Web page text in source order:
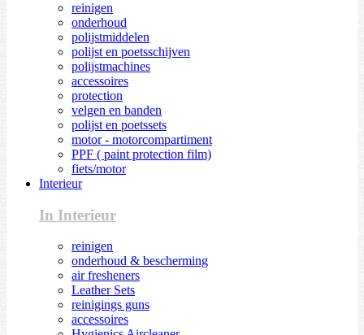
reinigen
onderhoud
polijstmiddelen
polijst en poetsschijven
polijstmachines
accessoires
protection
velgen en banden
polijst en poetssets
motor - motorcompartiment
PPF ( paint protection film)
fiets/motor
Interieur
In Interieur
reinigen
onderhoud & bescherming
air fresheners
Leather Sets
reinigings guns
accessoires